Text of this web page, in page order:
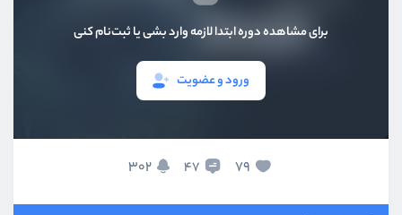
برای مشاهده دوره ابتدا لازمه وارد بشی یا ثبت‌نام کنی
ورود و عضویت
79
47
302
آرایه‌‌های سوپرگلوبال
کوکی‌ها و سشن‌ها